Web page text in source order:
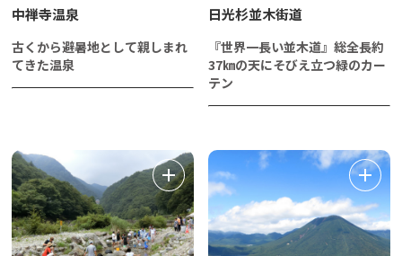
中禅寺温泉
古くから避暑地として親しまれ
てきた温泉
日光杉並木街道
『世界一長い並木道』総全長約
37㎞の天にそびえ立つ緑のカー
テン